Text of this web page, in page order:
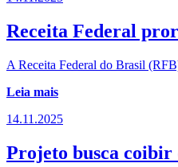
Receita Federal
A Receita Federal do Brasil
Leia mais
14.11.2025
Projeto busca coibir